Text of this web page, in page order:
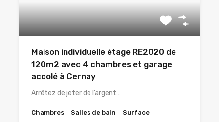
Maison individuelle étage RE2020 de
120m2 avec 4 chambres et garage
accolé à Cernay
Arrêtez de jeter de l’argent…
Chambres Salles de bain Surface